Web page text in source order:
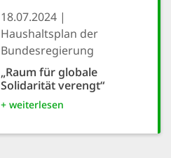
18.07.2024
Haushaltsplan der
Bundesregierung
„Raum für globale
Solidarität verengt“
+ weiterlesen